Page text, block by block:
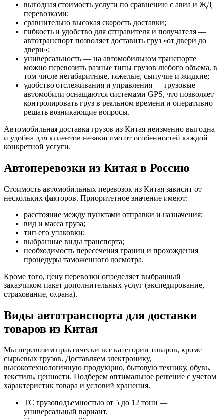
выгодная стоимость услуги по сравнению с авиа и ЖД
перевозками;
сравнительно высокая скорость доставки;
гибкость и удобство для отправителя и получателя —
автотранспорт позволяет доставить груз «от двери до
двери»;
универсальность — на автомобильном транспорте
можно перевозить разные типы грузов любого объема, в
том числе негабаритные, тяжелые, сыпучие и жидкие;
удобство отслеживания и управления — грузовые
автомобили оснащаются системами GPS, что позволяет
контролировать груз в реальном времени и оперативно
решать возникающие вопросы.
Автомобильная доставка грузов из Китая неизменно выгодна
и удобна для клиентов независимо от особенностей каждой
конкретной услуги.
Автоперевозки из Китая в Россию
Стоимость автомобильных перевозок из Китая зависит от
нескольких факторов. Приоритетное значение имеют:
расстояние между пунктами отправки и назначения;
вид и масса груза;
тип его упаковки;
выбранные виды транспорта;
необходимость пересечения границ и прохождения
процедуры таможенного досмотра.
Кроме того, цену перевозки определяет выбранный
заказчиком пакет дополнительных услуг (экспедирование,
страхование, охрана).
Виды автотранспорта для доставки
товаров из Китая
Мы перевозим практически все категории товаров, кроме
сырьевых грузов. Доставляем электронику,
высокотехнологичную продукцию, бытовую технику, обувь,
текстиль, ценности. Подберем оптимальное решение с учетом
характеристик товара и условий хранения.
ТС грузоподъемностью от 5 до 12 тонн —
универсальный вариант.